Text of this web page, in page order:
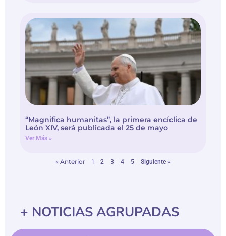
“Magnifica humanitas”, la primera encíclica de
León XIV, será publicada el 25 de mayo
Ver Más »
« Anterior 1 2 3 4 5 Siguiente »
+ NOTICIAS AGRUPADAS